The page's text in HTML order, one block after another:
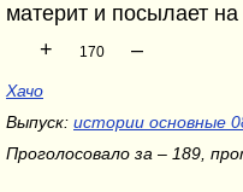
материт и посылает
+
170 –
Хачо
Выпуск: истории основные
Проголосовало за – 189,